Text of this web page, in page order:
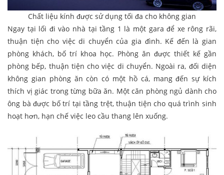
Chất liệu kính được sử dụng tối đa cho không gian
Ngay tại lối đi vào nhà tại tầng 1 là một gara để xe rông rãi,
thuận tiện cho việc di chuyển của gia đình. Kế đến là gian
phòng khách, bố trí khoa học. Phòng ăn được thiết kế gần
phòng bếp, thuận tiện cho việc di chuyển. Ngoài ra, đối diện
không gian phòng ăn còn có một hồ cá, mang đến sự kích
thích vị giác trong từng bữa ăn. Một căn phòng ngủ dành cho
ông bà được bố trí tại tầng trệt, thuận tiện cho quá trình sinh
hoạt hơn, hạn chế việc leo cầu thang lên xuống.